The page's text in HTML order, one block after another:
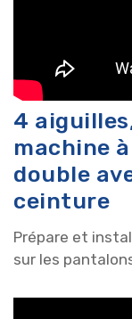
4
machine
double
ceinture
Prépare et
sur les